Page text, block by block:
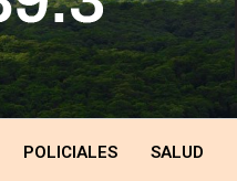
POLICIALES SALUD